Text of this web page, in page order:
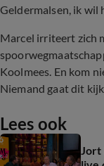
Geldermalsen, ik wil
Marcel irriteert zich
Koolmees. En kom
Niemand gaat dit
Lees ook
Jort